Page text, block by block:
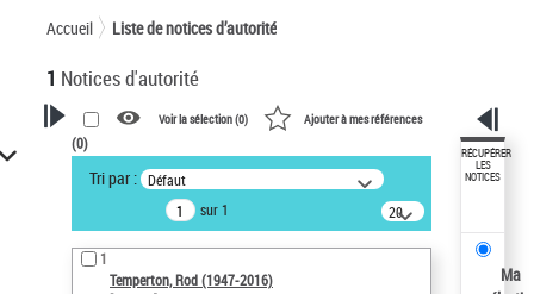
Accueil Liste de notices d’autorité
1 Notices d'autorité
VOTRE RECHERCHE
Recherche avancée dans les
notices d’autorité
Œuvres liées à l'auteur :
Temperton, Rod (1947-2016)
Voir la sélection (0) Ajouter à mes références
(0)
Tri par : Défaut
sur 1
20
résultats/page
1
Temperton, Rod (1947-2016)
RÉCUPÉRER
LES
NOTICES
Ma